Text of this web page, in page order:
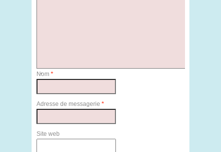
Nom *
Adresse de messagerie *
Site web